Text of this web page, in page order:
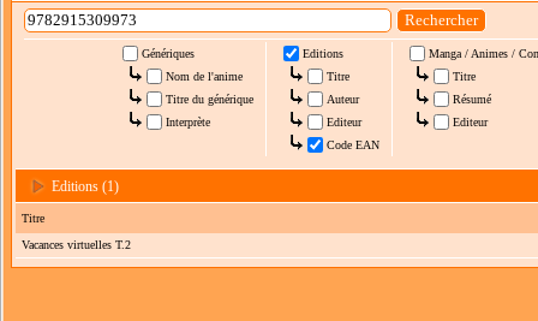
Génériques
Nom de l'anime
Titre du générique
Interprète
Editions
Titre
Auteur
Editeur
Code EAN
Manga / Animes /
Titre
Résumé
Editeur
Editions (1)
Titre
Vacances virtuelles T.2